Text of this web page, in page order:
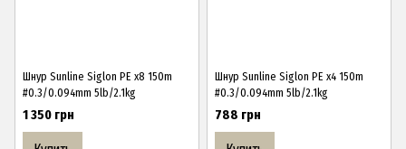
Шнур Sunline Siglon PE х8 150m
#0.3/0.094mm 5lb/2.1kg
1 350 грн
Шнур Sunline Siglon PE х4 150m
#0.3/0.094mm 5lb/2.1kg
788 грн